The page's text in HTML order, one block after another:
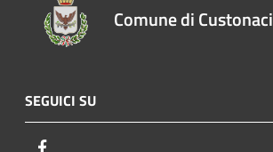
Comune di Custonaci
SEGUICI SU